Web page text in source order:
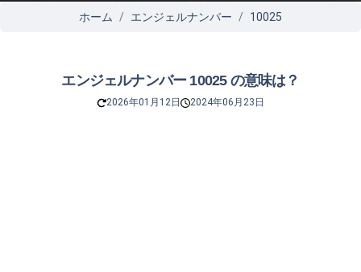
ホーム エンジェルナンバー 10025
エンジェルナンバー 10025 の意味は？
2026年01月12日 2024年06月23日